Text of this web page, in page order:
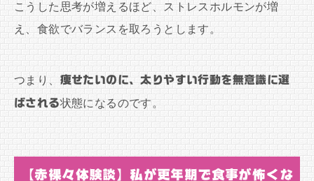
こうした思考が増えるほど、ストレスホルモンが増
え、食欲でバランスを取ろうとします。
つまり、 痩せたいのに、太りやすい行動を無意識に選
ばされる状態になるのです。
【赤裸々体験談】私が更年期で食事が怖くな